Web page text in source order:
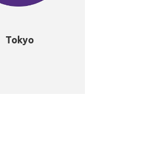
Tokyo